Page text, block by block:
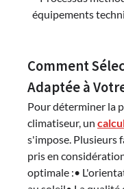
équipements
Comment
Adaptée à
Pour déterminer la
climatiseur, un
s'impose. Plusieurs
pris en
optimale :•